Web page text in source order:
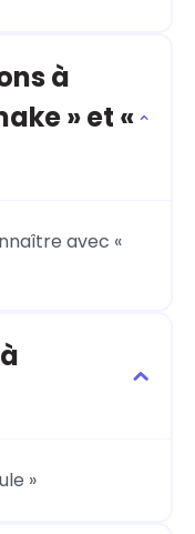
à
» et «
avec «
»